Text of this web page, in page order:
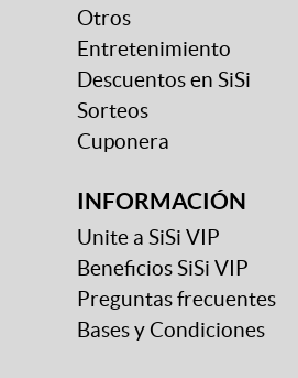
Otros
Entretenimiento
Descuentos en SiSi
Sorteos
Cuponera
INFORMACIÓN
Unite a SiSi VIP
Beneficios SiSi VIP
Preguntas frecuentes
Bases y Condiciones